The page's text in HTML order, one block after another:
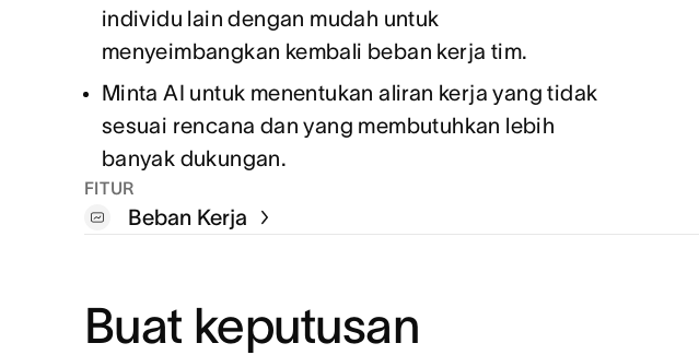
individu lain dengan mudah untuk
menyeimbangkan kembali beban kerja tim.
Minta AI untuk menentukan aliran kerja yang tidak
sesuai rencana dan yang membutuhkan lebih
banyak dukungan.
FITUR
Beban Kerja
Buat keputusan